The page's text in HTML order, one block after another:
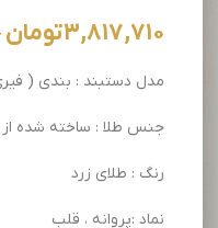
۳,۸۱۷,۷۱۰تومان
مدل دستبند : بندی (
جنس طلا : ساخته شده از طلای 18
رنگ : طلای زرد
نماد :پروانه ، قلب